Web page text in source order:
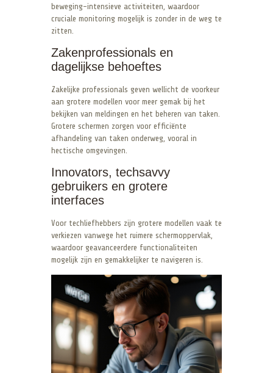
beweging-intensieve activiteiten, waardoor
cruciale monitoring mogelijk is zonder in de weg te
zitten.
Zakenprofessionals en
dagelijkse behoeftes
Zakelijke professionals geven wellicht de voorkeur
aan grotere modellen voor meer gemak bij het
bekijken van meldingen en het beheren van taken.
Grotere schermen zorgen voor efficiënte
afhandeling van taken onderweg, vooral in
hectische omgevingen.
Innovators, techsavvy
gebruikers en grotere
interfaces
Voor techliefhebbers zijn grotere modellen vaak te
verkiezen vanwege het ruimere schermoppervlak,
waardoor geavanceerdere functionaliteiten
mogelijk zijn en gemakkelijker te navigeren is.